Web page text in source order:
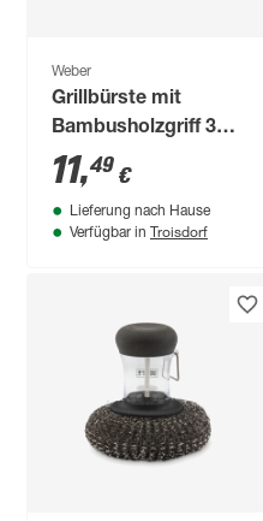
Weber
Grillbürste mit
Bambusholzgriff 30
cm
11,49 €
Lieferung nach Hause
Verfügbar in Troisdorf